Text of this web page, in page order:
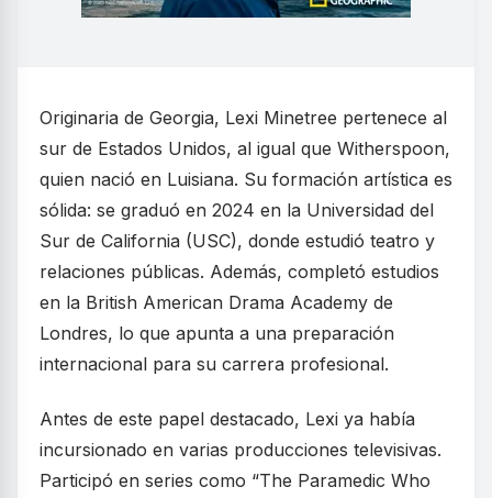
Originaria de Georgia, Lexi Minetree pertenece al
sur de Estados Unidos, al igual que Witherspoon,
quien nació en Luisiana. Su formación artística es
sólida: se graduó en 2024 en la Universidad del
Sur de California (USC), donde estudió teatro y
relaciones públicas. Además, completó estudios
en la British American Drama Academy de
Londres, lo que apunta a una preparación
internacional para su carrera profesional.
Antes de este papel destacado, Lexi ya había
incursionado en varias producciones televisivas.
Participó en series como “The Paramedic Who